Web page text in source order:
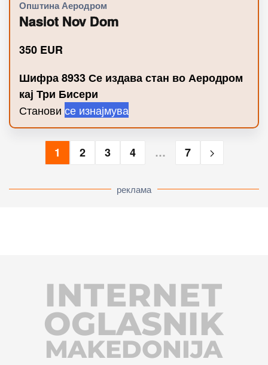
Општина Аеродром
Nasiot Nov Dom
350 EUR
Шифра 8933 Се издава стан во Аеродром
кај Три Бисери
Станови се изнајмува
1 2 3 4 … 7
реклама
INTERNET
MAKEDONIJA
OGLASNIK